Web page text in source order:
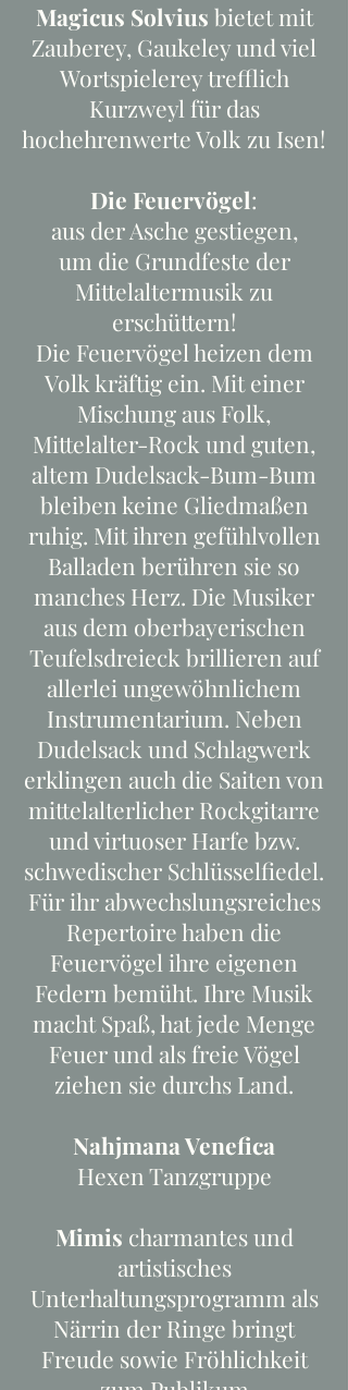
Magicus Solvius bietet mit
Zauberey, Gaukeley und viel
Wortspielerey trefflich
Kurzweyl für das
hochehrenwerte Volk zu Isen!
Die Feuervögel:
aus der Asche gestiegen,
um die Grundfeste der
Mittelaltermusik zu
erschüttern!
Die Feuervögel heizen dem
Volk kräftig ein. Mit einer
Mischung aus Folk,
Mittelalter-Rock und guten,
altem Dudelsack-Bum-Bum
bleiben keine Gliedmaßen
ruhig. Mit ihren gefühlvollen
Balladen berühren sie so
manches Herz. Die Musiker
aus dem oberbayerischen
Teufelsdreieck brillieren auf
allerlei ungewöhnlichem
Instrumentarium. Neben
Dudelsack und Schlagwerk
erklingen auch die Saiten von
mittelalterlicher Rockgitarre
und virtuoser Harfe bzw.
schwedischer Schlüsselfiedel.
Für ihr abwechslungsreiches
Repertoire haben die
Feuervögel ihre eigenen
Federn bemüht. Ihre Musik
macht Spaß, hat jede Menge
Feuer und als freie Vögel
ziehen sie durchs Land.
Nahjmana Venefica
Hexen Tanzgruppe
Mimis charmantes und
artistisches
Unterhaltungsprogramm als
Närrin der Ringe bringt
Freude sowie Fröhlichkeit